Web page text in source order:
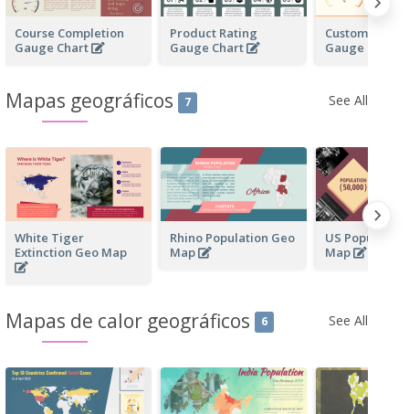
Course Completion
Gauge Chart
Product Rating
Gauge Chart
Customers
Gauge Chart
Mapas geográficos 7 See All
White Tiger
Extinction Geo Map
Rhino Population Geo
Map
US
Map
Mapas de calor geográficos 6 See All